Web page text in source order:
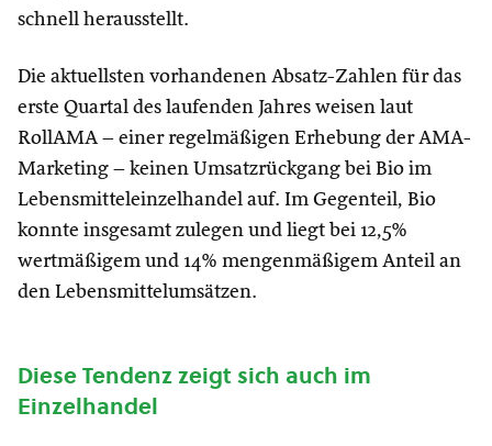
schnell herausstellt.
Die aktuellsten vorhandenen Absatz-Zahlen für das
erste Quartal des laufenden Jahres weisen laut
RollAMA – einer regelmäßigen Erhebung der AMA-
Marketing – keinen Umsatzrückgang bei Bio im
Lebensmitteleinzelhandel auf. Im Gegenteil, Bio
konnte insgesamt zulegen und liegt bei 12,5%
wertmäßigem und 14% mengenmäßigem Anteil an
den Lebensmittelumsätzen.
Diese Tendenz zeigt sich auch im
Einzelhandel